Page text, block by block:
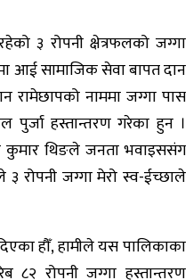
३ रोपनी क्षेत्रफलको जग्गा
आई सामाजिक सेवा बापत दान
रामेछापको नाममा जग्गा पास
पुर्जा हस्तान्तरण गरेका हुन ।
कुमार थिङले जनता भवाइससंग
३ रोपनी जग्गा मेरो स्व-ईच्छाले
हौँ, हामीले यस पालिकाका
८२ रोपनी जग्गा हस्तान्तरण